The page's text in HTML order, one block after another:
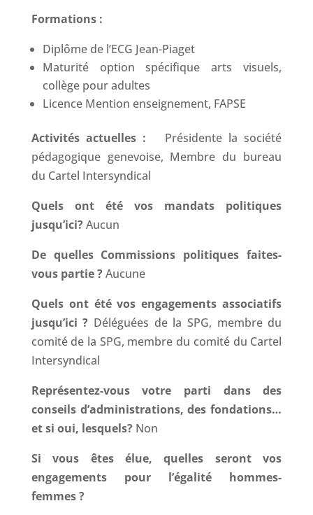
Formations :
Diplôme de l’ECG Jean-Piaget
Maturité option spécifique arts visuels,
collège pour adultes
Licence Mention enseignement, FAPSE
Activités actuelles :
Présidente la société
pédagogique genevoise, Membre du bureau
du Cartel Intersyndical
Quels ont été vos mandats politiques
jusqu’ici?Aucun
De quelles Commissions politiques faites-
vous partie ?Aucune
Quels ont été vos engagements associatifs
jusqu’ici ? Déléguées de la SPG, membre du
comité de la SPG, membre du comité du Cartel
Intersyndical
Représentez-vous votre parti dans des
conseils d’administrations, des fondations…
et si oui, lesquels? Non
Si vous êtes élue, quelles seront vos
engagements pour l’égalité hommes-
femmes ?